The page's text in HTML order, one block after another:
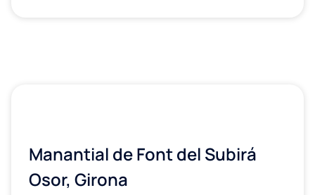
Manantial de Font del Subirá
Osor, Girona